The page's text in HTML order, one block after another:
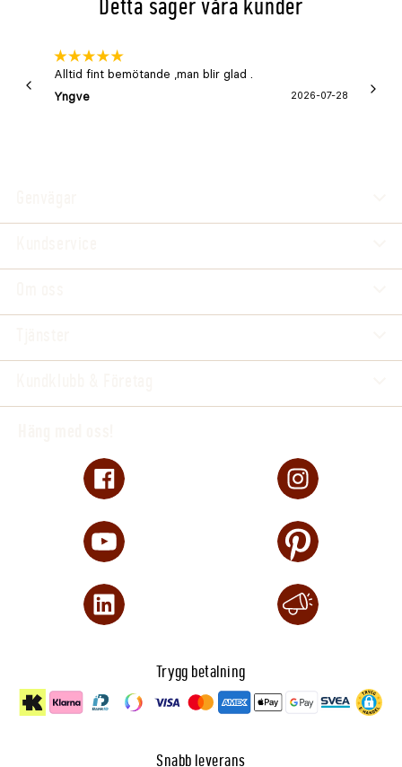
Detta säger våra kunder
Alltid fint bemötande ,man blir glad .
Yngve
2026-07-28
Trygg betalning
Snabb leverans